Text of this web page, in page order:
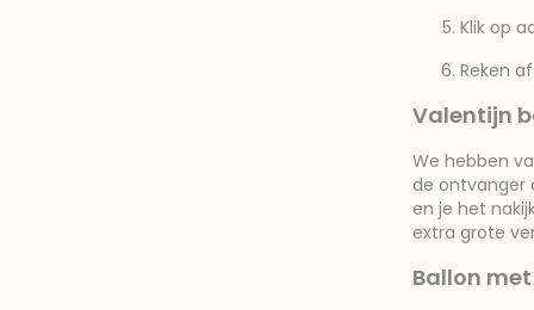
Klik op
Reken
Valentijn
We hebben
de ontvanger
en je het
extra grote
Ballon